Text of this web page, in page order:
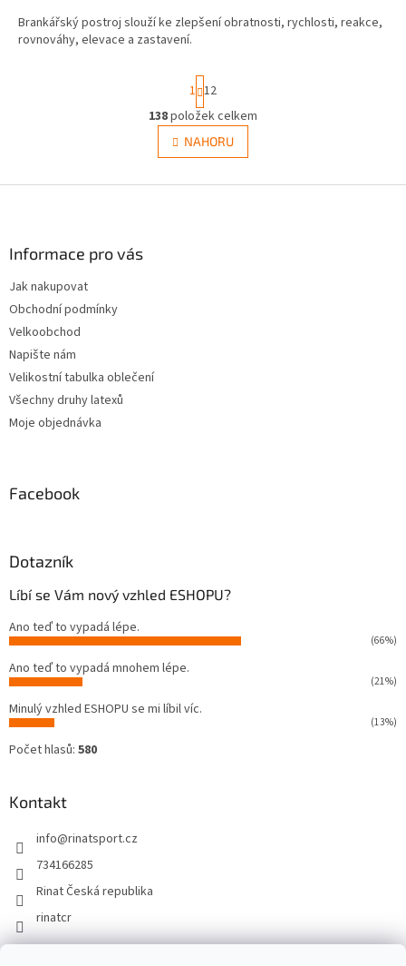
Brankářský postroj slouží ke zlepšení obratnosti, rychlosti, reakce,
rovnováhy, elevace a zastavení.
O
v
l
d
S
t
r
á
n
k
v
1 12
138položek celkem
NAHORU
Informace pro vás
Jak nakupovat
Obchodní podmínky
Velkoobchod
Napište nám
Velikostní tabulka oblečení
Všechny druhy latexů
Moje objednávka
Facebook
Dotazník
Líbí se Vám nový vzhled ESHOPU?
Ano teď to vypadá lépe.
(66%)
Ano teď to vypadá mnohem lépe.
(21%)
Minulý vzhled ESHOPU se mi líbil víc.
(13%)
Počet hlasů: 580
Kontakt
info@rinatsport.cz
734166285
Rinat Česká republika
rinatcr